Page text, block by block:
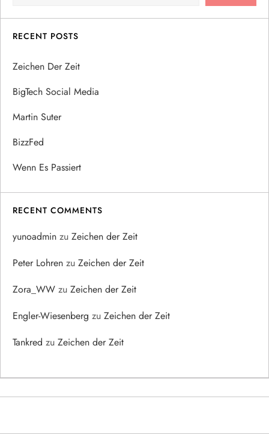
RECENT POSTS
Zeichen Der Zeit
BigTech Social Media
Martin Suter
BizzFed
Wenn Es Passiert
RECENT COMMENTS
yunoadmin zu Zeichen der Zeit
Peter Lohren zu Zeichen der Zeit
Zora_WW zu Zeichen der Zeit
Engler-Wiesenberg zu Zeichen der Zeit
Tankred zu Zeichen der Zeit